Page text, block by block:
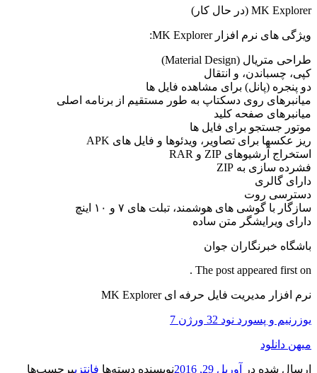
MK Explorer (در حال کار)
ویژگی های نرم افزار MK Explorer:
طراحی متریال (Material Design)
کپی، چسباندن، و انتقال
دو پنجره (پانل) برای مشاهده فایل ها
میانبرهای روی دسکتاپ به طور مستقیم از برنامه اصلی
میانبرهای صفحه کلید
موتور جستجو برای فایل ها
ریز عکسها برای تصاویر، ویدئوها و فایل های APK
استخراج آرشیوهای ZIP و RAR
فشرده سازی به ZIP
دارای گالری
دسترسی روت
سازگار با گوشی های هوشمند، تبلت های ۷ و ۱۰ اینچ
دارای ویرایشگر متن ساده
باشگاه خبرنگاران جوان
The post appeared first on .
نرم افزار مدیریت فایل حرفه ای MK Explorer
یوزرنیم و پسورد نود 32 ورژن 7
میهن دانلود
ارسال شده در آوریل 29, 2016 نویسنده دسته‌ها فانتزیبرچسب‌ها